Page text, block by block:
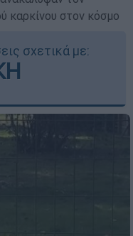
καρκίνου στον κόσμο
σχετικά με: